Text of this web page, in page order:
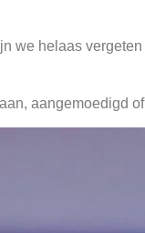
helaas
aangemoedigd